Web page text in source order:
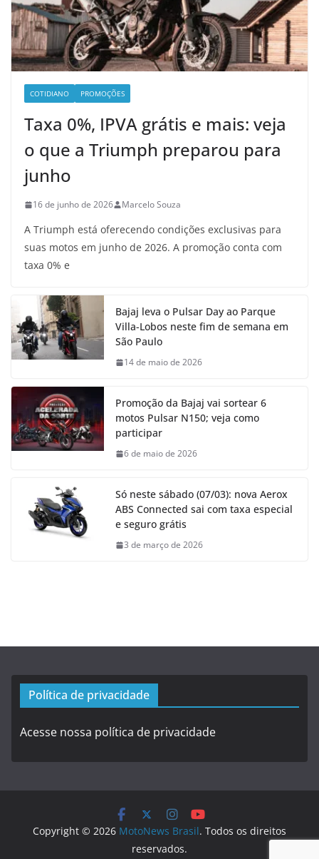
COTIDIANO PROMOÇÕES
Taxa 0%, IPVA grátis e mais: veja
o que a Triumph preparou para
junho
16 de junho de 2026 Marcelo Souza
A Triumph está oferecendo condições exclusivas para
suas motos em junho de 2026. A promoção conta com
taxa 0% e
Bajaj leva o Pulsar Day ao Parque
Villa-Lobos neste fim de semana em
São Paulo
14 de maio de 2026
Promoção da Bajaj vai sortear 6
motos Pulsar N150; veja como
participar
6 de maio de 2026
Só neste sábado (07/03): nova Aerox
ABS Connected sai com taxa especial
e seguro grátis
3 de março de 2026
Política de privacidade
Acesse nossa política de privacidade
Copyright © 2026 MotoNews Brasil. Todos os direitos
reservados.